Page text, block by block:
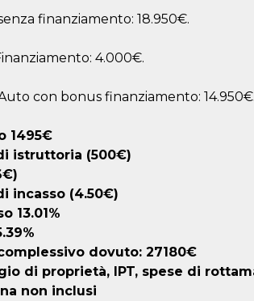
finanziamento: 18.950€.
4.000€.
con bonus finanziamento: 14.950€.
1495€
istruttoria (500€)
incasso (4.50€)
13.01%
%
dovuto: 27180€
di proprietà, IPT, spese di
non inclusi